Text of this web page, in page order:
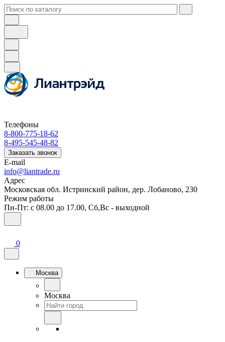
Телефоны
8-800-775-18-62
8-495-545-48-82
Заказать звонок
E-mail
info@liantrade.ru
Адрес
Московская обл. Истринский район, дер. Лобаново, 230
Режим работы
Пн-Пт: c 08.00 до 17.00, Cб,Вс - выходной
0
Москва
Москва